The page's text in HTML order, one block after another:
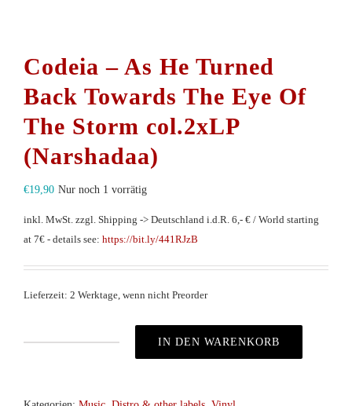
Codeia – As He Turned
Back Towards The Eye Of
The Storm col.2xLP
(Narshadaa)
€19,90 Nur noch 1 vorrätig
inkl. MwSt. zzgl. Shipping -> Deutschland i.d.R. 6,- € / World starting
at 7€ - details see: https://bit.ly/441RJzB
Lieferzeit: 2 Werktage, wenn nicht Preorder
IN DEN WARENKORB